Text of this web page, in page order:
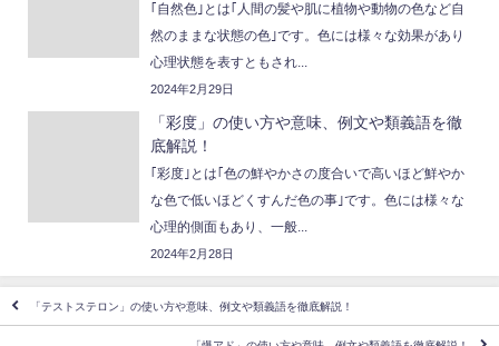
｢自然色｣とは｢人間の髪や肌に植物や動物の色など自
然のままな状態の色｣です。色には様々な効果があり
心理状態を表すともされ...
2024年2月29日
「彩度」の使い方や意味、例文や類義語を徹
底解説！
｢彩度｣とは｢色の鮮やかさの度合いで高いほど鮮やか
な色で低いほどくすんだ色の事｣です。色には様々な
心理的側面もあり、一般...
2024年2月28日
「テストステロン」の使い方や意味、例文や類義語を徹底解説！